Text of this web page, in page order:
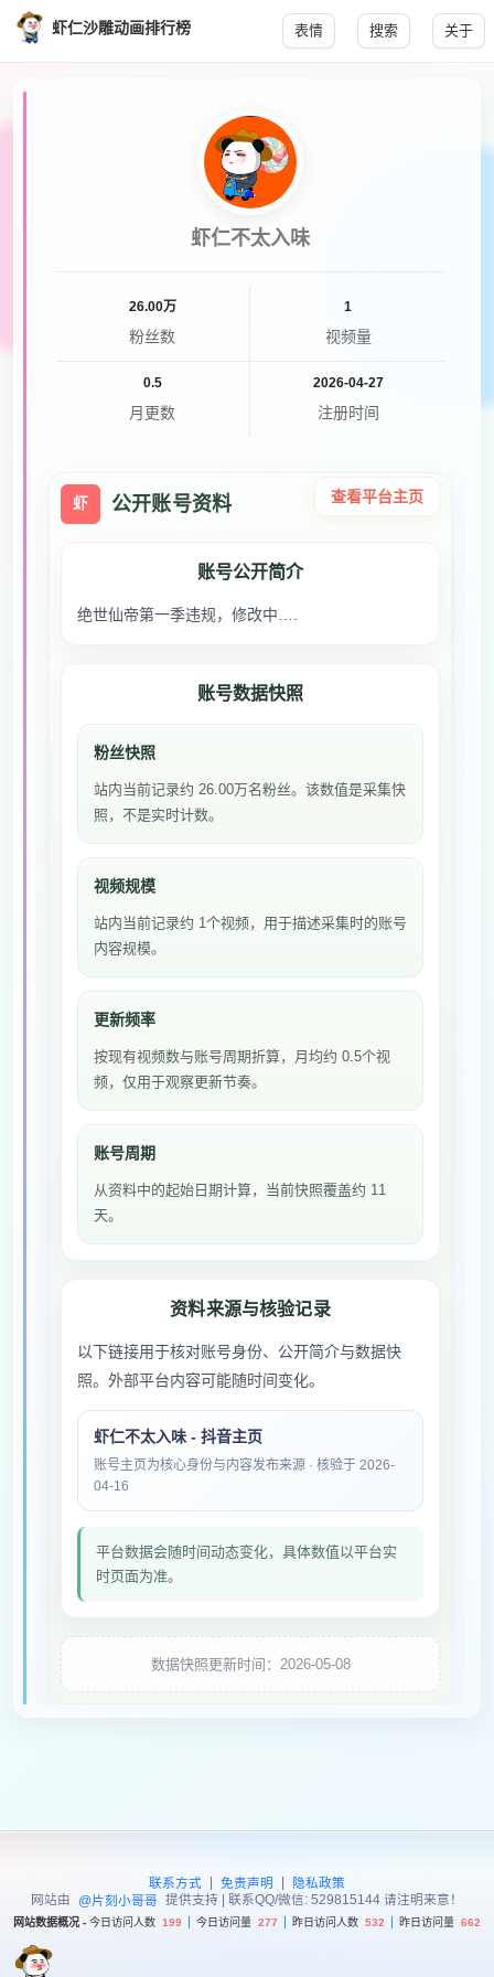
虾仁沙雕动画排行榜 表情 搜索 关于
虾仁不太入味
26.00万
粉丝数
1
视频量
0.5
月更数
2026-04-27
注册时间
虾 公开账号资料 查看平台主页
账号公开简介
绝世仙帝第一季违规，修改中….
账号数据快照
粉丝快照
站内当前记录约 26.00万名粉丝。该数值是采集快
照，不是实时计数。
视频规模
站内当前记录约 1个视频，用于描述采集时的账号
内容规模。
更新频率
按现有视频数与账号周期折算，月均约 0.5个视
频，仅用于观察更新节奏。
账号周期
从资料中的起始日期计算，当前快照覆盖约 11
天。
资料来源与核验记录
以下链接用于核对账号身份、公开简介与数据快
照。外部平台内容可能随时间变化。
虾仁不太入味 - 抖音主页
账号主页为核心身份与内容发布来源 · 核验于 2026-
04-16
平台数据会随时间动态变化，具体数值以平台实
时页面为准。
数据快照更新时间：2026-05-08
联系方式 | 免责声明 |
隐私政策
网站由
@片刻小哥哥 提供支持 | 联系QQ/微信: 529815144 请注明来意！
网站数据概况 - 今日访问人数 199 今日访问量 277 昨日访问人数 532 昨日访问量 662